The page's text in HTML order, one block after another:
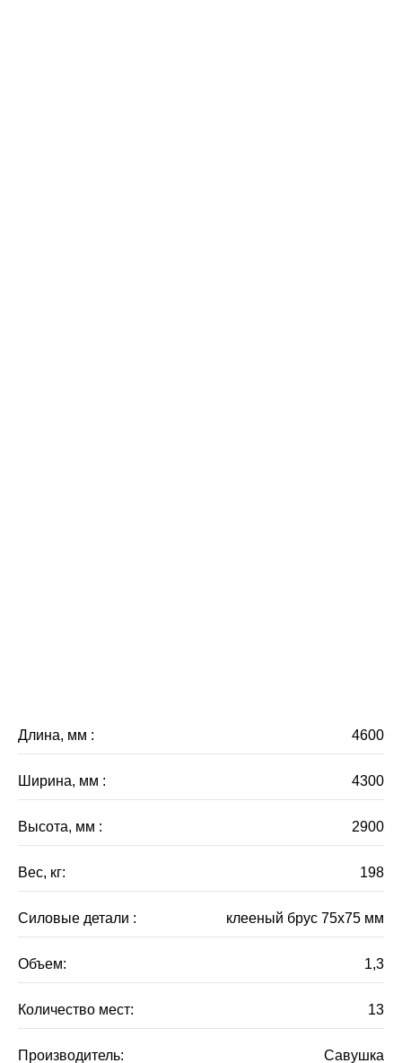
Длина, мм : 4600
Ширина, мм : 4300
Высота, мм : 2900
Вес, кг: 198
Силовые детали : клееный брус 75х75 мм
Объем: 1,3
Количество мест: 13
Производитель: Савушка